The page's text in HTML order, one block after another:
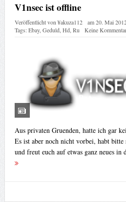
V1nsec ist offline
Veröffentlicht von¥akuza112 am20. Mai
Tags:Ebay,Geduld,Hd,Ru Keine
Aus privaten Gruenden, hatte ich gar
Es ist aber noch nicht vorbei, habt bitte
und freut euch auf etwas ganz neues in